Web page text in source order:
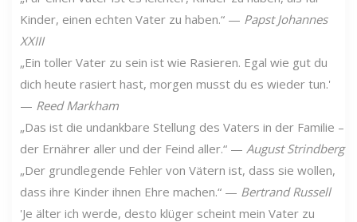
Kinder, einen echten Vater zu haben.“ — Papst Johannes
XXIII
„Ein toller Vater zu sein ist wie Rasieren. Egal wie gut du
dich heute rasiert hast, morgen musst du es wieder tun.'
— Reed Markham
„Das ist die undankbare Stellung des Vaters in der Familie –
der Ernährer aller und der Feind aller.“ — August Strindberg
„Der grundlegende Fehler von Vätern ist, dass sie wollen,
dass ihre Kinder ihnen Ehre machen.“ — Bertrand Russell
'Je älter ich werde, desto klüger scheint mein Vater zu